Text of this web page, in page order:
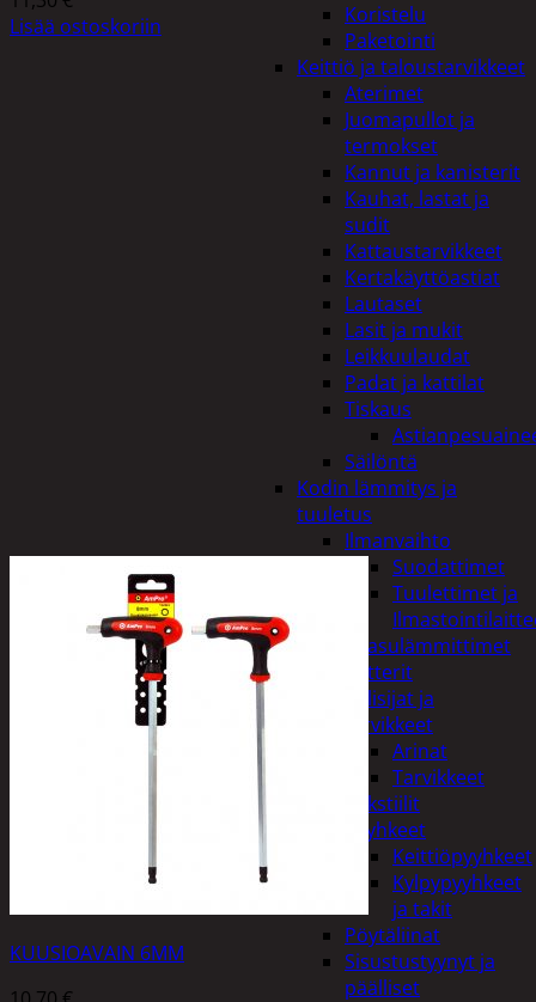
Koristelu
Paketointi
Keittiö ja taloustarvikkeet
Aterimet
Juomapullot ja
termokset
Kannut ja kanisterit
Kauhat, lastat ja
sudit
Kattaustarvikkeet
Kertakäyttöastiat
Lautaset
Lasit ja mukit
Leikkuulaudat
Padat ja kattilat
Tiskaus
Säilöntä
Kodin lämmitys ja
tuuletus
Ilmanvaihto
Suodattimet
Tuulettimet ja
Kaasulämmittimet
Patterit
Tulisijat ja
tarvikkeet
Arinat
Tarvikkeet
Kodintekstiilit
Pyyhkeet
Keittiöpyyhkeet
Kylpypyyhkeet
ja takit
Pöytäliinat
Sisustustyynyt ja
päälliset
Lisää ostoskoriin
KUUSIOAVAIN 6MM